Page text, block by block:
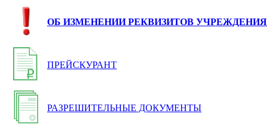
ОБ ИЗМЕНЕНИИ РЕКВИЗИТОВ УЧРЕЖДЕНИЯ
ПРЕЙСКУРАНТ
РАЗРЕШИТЕЛЬНЫЕ ДОКУМЕНТЫ